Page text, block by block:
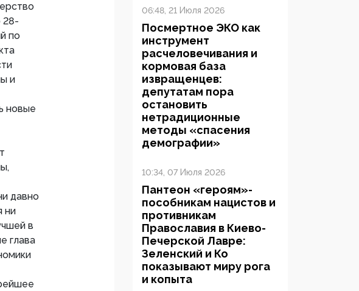
28-
по
и
новые
давно
ни
в
глава
06:48, 21 Июля 2026
Посмертное ЭКО как
инструмент
расчеловечивания и
кормовая база
извращенцев:
депутатам пора
остановить
нетрадиционные
методы «спасения
демографии»
10:34, 07 Июля 2026
Пантеон «героям»-
пособникам нацистов и
противникам
Православия в Киево-
Печерской Лавре:
Зеленский и Ко
показывают миру рога
и копыта